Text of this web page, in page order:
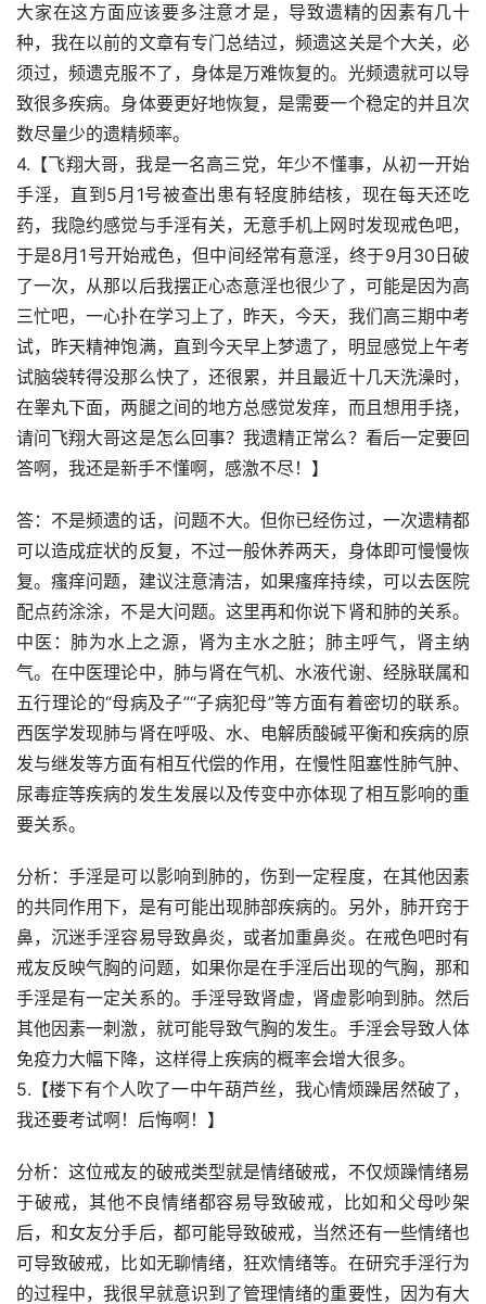
大家在这方面应该要多注意才是，导致遗精的因素有几十
种，我在以前的文章有专门总结过，频遗这关是个大关，必
须过，频遗克服不了，身体是万难恢复的。光频遗就可以导
致很多疾病。身体要更好地恢复，是需要一个稳定的并且次
数尽量少的遗精频率。
4.【飞翔大哥，我是一名高三党，年少不懂事，从初一开始
手淫，直到5月1号被查出患有轻度肺结核，现在每天还吃
药，我隐约感觉与手淫有关，无意手机上网时发现戒色吧，
于是8月1号开始戒色，但中间经常有意淫，终于9月30日破
了一次，从那以后我摆正心态意淫也很少了，可能是因为高
三忙吧，一心扑在学习上了，昨天，今天，我们高三期中考
试，昨天精神饱满，直到今天早上梦遗了，明显感觉上午考
试脑袋转得没那么快了，还很累，并且最近十几天洗澡时，
在睾丸下面，两腿之间的地方总感觉发痒，而且想用手挠，
请问飞翔大哥这是怎么回事？我遗精正常么？看后一定要回
答啊，我还是新手不懂啊，感激不尽！】
答：不是频遗的话，问题不大。但你已经伤过，一次遗精都
可以造成症状的反复，不过一般休养两天，身体即可慢慢恢
复。瘙痒问题，建议注意清洁，如果瘙痒持续，可以去医院
配点药涂涂，不是大问题。这里再和你说下肾和肺的关系。
中医：肺为水上之源，肾为主水之脏；肺主呼气，肾主纳
气。在中医理论中，肺与肾在气机、水液代谢、经脉联属和
五行理论的“母病及子”“子病犯母”等方面有着密切的联系。
西医学发现肺与肾在呼吸、水、电解质酸碱平衡和疾病的原
发与继发等方面有相互代偿的作用，在慢性阻塞性肺气肿、
尿毒症等疾病的发生发展以及传变中亦体现了相互影响的重
要关系。
分析：手淫是可以影响到肺的，伤到一定程度，在其他因素
的共同作用下，是有可能出现肺部疾病的。另外，肺开窍于
鼻，沉迷手淫容易导致鼻炎，或者加重鼻炎。在戒色吧时有
戒友反映气胸的问题，如果你是在手淫后出现的气胸，那和
手淫是有一定关系的。手淫导致肾虚，肾虚影响到肺。然后
其他因素一刺激，就可能导致气胸的发生。手淫会导致人体
免疫力大幅下降，这样得上疾病的概率会增大很多。
5.【楼下有个人吹了一中午葫芦丝，我心情烦躁居然破了，
我还要考试啊！后悔啊！】
分析：这位戒友的破戒类型就是情绪破戒，不仅烦躁情绪易
于破戒，其他不良情绪都容易导致破戒，比如和父母吵架
后，和女友分手后，都可能导致破戒，当然还有一些情绪也
可导致破戒，比如无聊情绪，狂欢情绪等。在研究手淫行为
的过程中，我很早就意识到了管理情绪的重要性，因为有大